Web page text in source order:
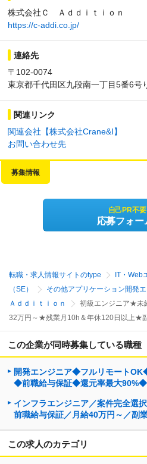
株式会社Ｃ Ａｄｄｉｔｉｏｎ
https://c-addi.co.jp/
連絡先
〒102-0074
東京都千代田区九段南一丁目5番6号
関連リンク
関連会社【株式会社Crane&I】
お問い合わせ先
募集情報
自己PR不要
応募フォー
転職・求人情報サイトのtype IT・Web
（SE）
その他アプリケーション開発エ
Ａｄｄｉｔｉｏｎ
初級エンジニア★未
32万円～★残業月10h＆年休120日以上★
この企業が同時募集している職種
開発エンジニア◆フルリモート
◆前職給与保証◆還元率最大90%◆
インフラエンジニア／案件完全選
前職給与保証／月給40万円～／副
この求人のカテゴリ